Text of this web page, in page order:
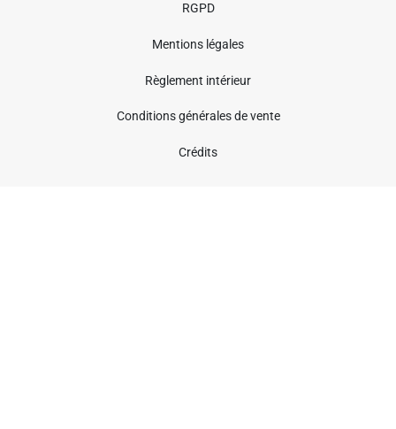
RGPD
Mentions légales
Règlement intérieur
Conditions générales de vente
Crédits